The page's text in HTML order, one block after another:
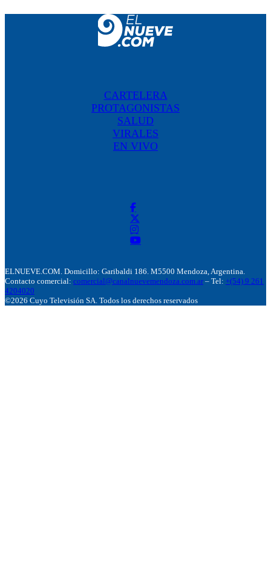
CARTELERA
PROTAGONISTAS
SALUD
VIRALES
EN VIVO
ELNUEVE.COM. Domicillo: Garibaldi 186. M5500 Mendoza, Argentina.
Contacto comercial: comercial@canalnuevemendoza.com.ar – Tel: +(54) 9 261
4204020
©2026 Cuyo Televisión SA. Todos los derechos reservados